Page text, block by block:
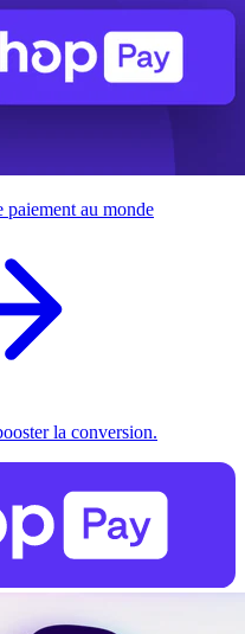
paiement au monde
la conversion.